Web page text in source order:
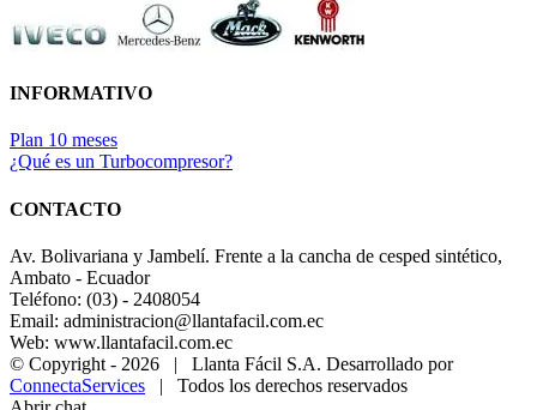
INFORMATIVO
Plan 10 meses
¿Qué es un Turbocompresor?
CONTACTO
Av. Bolivariana y Jambelí. Frente a la cancha de cesped sintético,
Ambato - Ecuador
Teléfono: (03) - 2408054
Email: administracion@llantafacil.com.ec
Web: www.llantafacil.com.ec
© Copyright - 2026 | Llanta Fácil S.A. Desarrollado por
ConnectaServices | Todos los derechos reservados